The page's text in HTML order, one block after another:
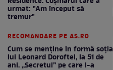
urmat: "Am început să
tremur"
RECOMANDARE PE AS.RO
Cum se menţine în formă soţia
lui Leonard Doroftei, la 51 de
ani. „Secretul” pe care l-a